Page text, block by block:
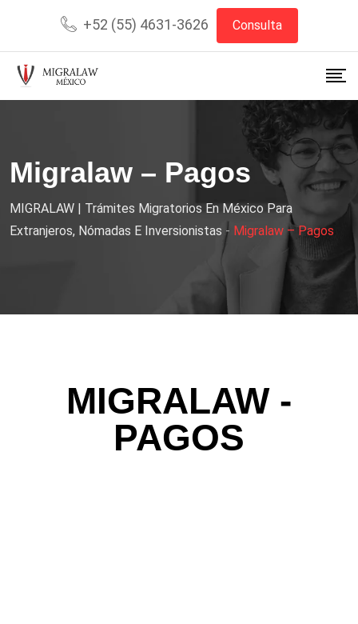
+52 (55) 4631-3626 Consulta
Migralaw – Pagos
MIGRALAW | Trámites Migratorios En México Para
Extranjeros, Nómadas E Inversionistas - Migralaw – Pagos
MIGRALAW -
PAGOS